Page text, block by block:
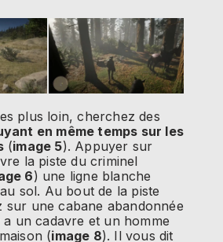
plus loin, cherchez des
en même temps sur les
(image 5). Appuyer sur
la piste du criminel
6) une ligne blanche
sol. Au bout de la piste
sur une cabane abandonnée
a un cadavre et un homme
(image 8). Il vous dit